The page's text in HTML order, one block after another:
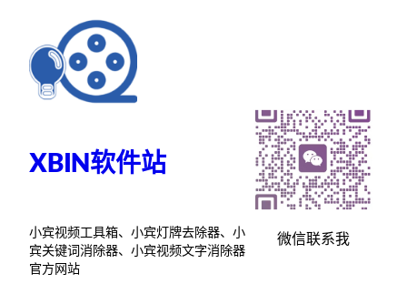
XBIN软件站
小宾视频工具箱、小宾灯牌去除器、小
宾关键词消除器、小宾视频文字消除器
官方网站
微信联系我